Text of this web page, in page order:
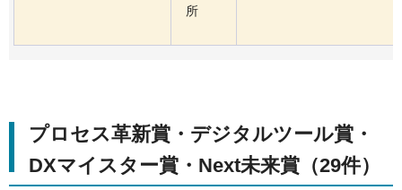
所
プロセス革新賞・デジタルツール賞・
DXマイスター賞・Next未来賞（29件）